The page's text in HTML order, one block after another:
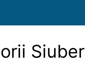
Siuber